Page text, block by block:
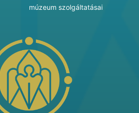
múzeum szolgáltatásai